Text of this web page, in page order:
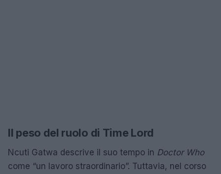
Il peso del ruolo di Time Lord
Ncuti Gatwa descrive il suo tempo in Doctor Who
come “un lavoro straordinario”. Tuttavia, nel corso